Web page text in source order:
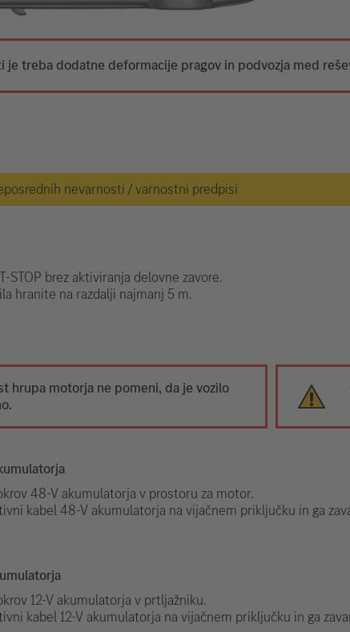
je treba dodatne deformacije pragov in podvozja med
nevarnosti / varnostni predpisi
STOP brez aktiviranja delovne zavore.
hranite na razdalji najmanj 5 m.
hrupa motorja ne pomeni, da je vozilo
48-V akumulatorja v prostoru za motor.
kabel 48-V akumulatorja na vijačnem priključku in ga
12-V akumulatorja v prtljažniku.
kabel 12-V akumulatorja na vijačnem priključku in ga